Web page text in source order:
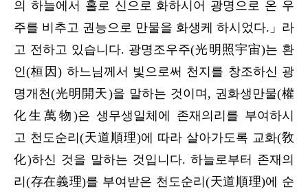
의 하늘에서 홀로 신으로 화하시어 광명으로 온 우
주를 비추고 권능으로 만물을 화생케 하시었다.」라
고 전하고 있습니다. 광명조우주(光明照宇宙)는 환
인(桓因) 하느님께서 빛으로써 천지를 창조하신 광
명개천(光明開天)을 말하는 것이며, 권화생만물(權
化生萬物)은 생무생일체에 존재의리를 부여하시
고 천도순리(天道順理)에 따라 살아가도록 교화(敎
化)하신 것을 말하는 것입니다. 하늘로부터 존재의
리(存在義理)를 부여받은 천도순리(天道順理)에 순